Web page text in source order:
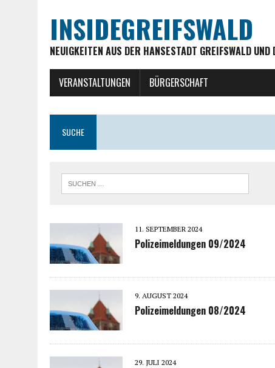
INSIDEGREIFSWALD
NEUIGKEITEN AUS DER HANSESTADT GREIFSWALD UND
VERANSTALTUNGEN BÜRGERSCHAFT
SUCHE
11. SEPTEMBER 2024
Polizeimeldungen 09/2024
9. AUGUST 2024
Polizeimeldungen 08/2024
29. JULI 2024